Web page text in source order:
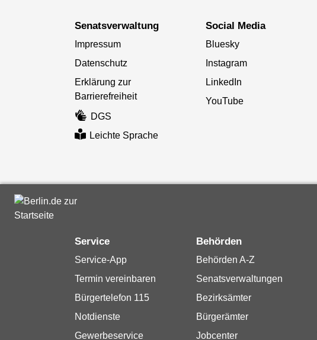
Senatsverwaltung
Impressum
Datenschutz
Erklärung zur
Barrierefreiheit
DGS
Leichte Sprache
Social Media
Bluesky
Instagram
LinkedIn
YouTube
Service
Service-App
Termin vereinbaren
Bürgertelefon 115
Notdienste
Gewerbeservice
Behörden
Behörden A-Z
Senatsverwaltungen
Bezirksämter
Bürgerämter
Jobcenter